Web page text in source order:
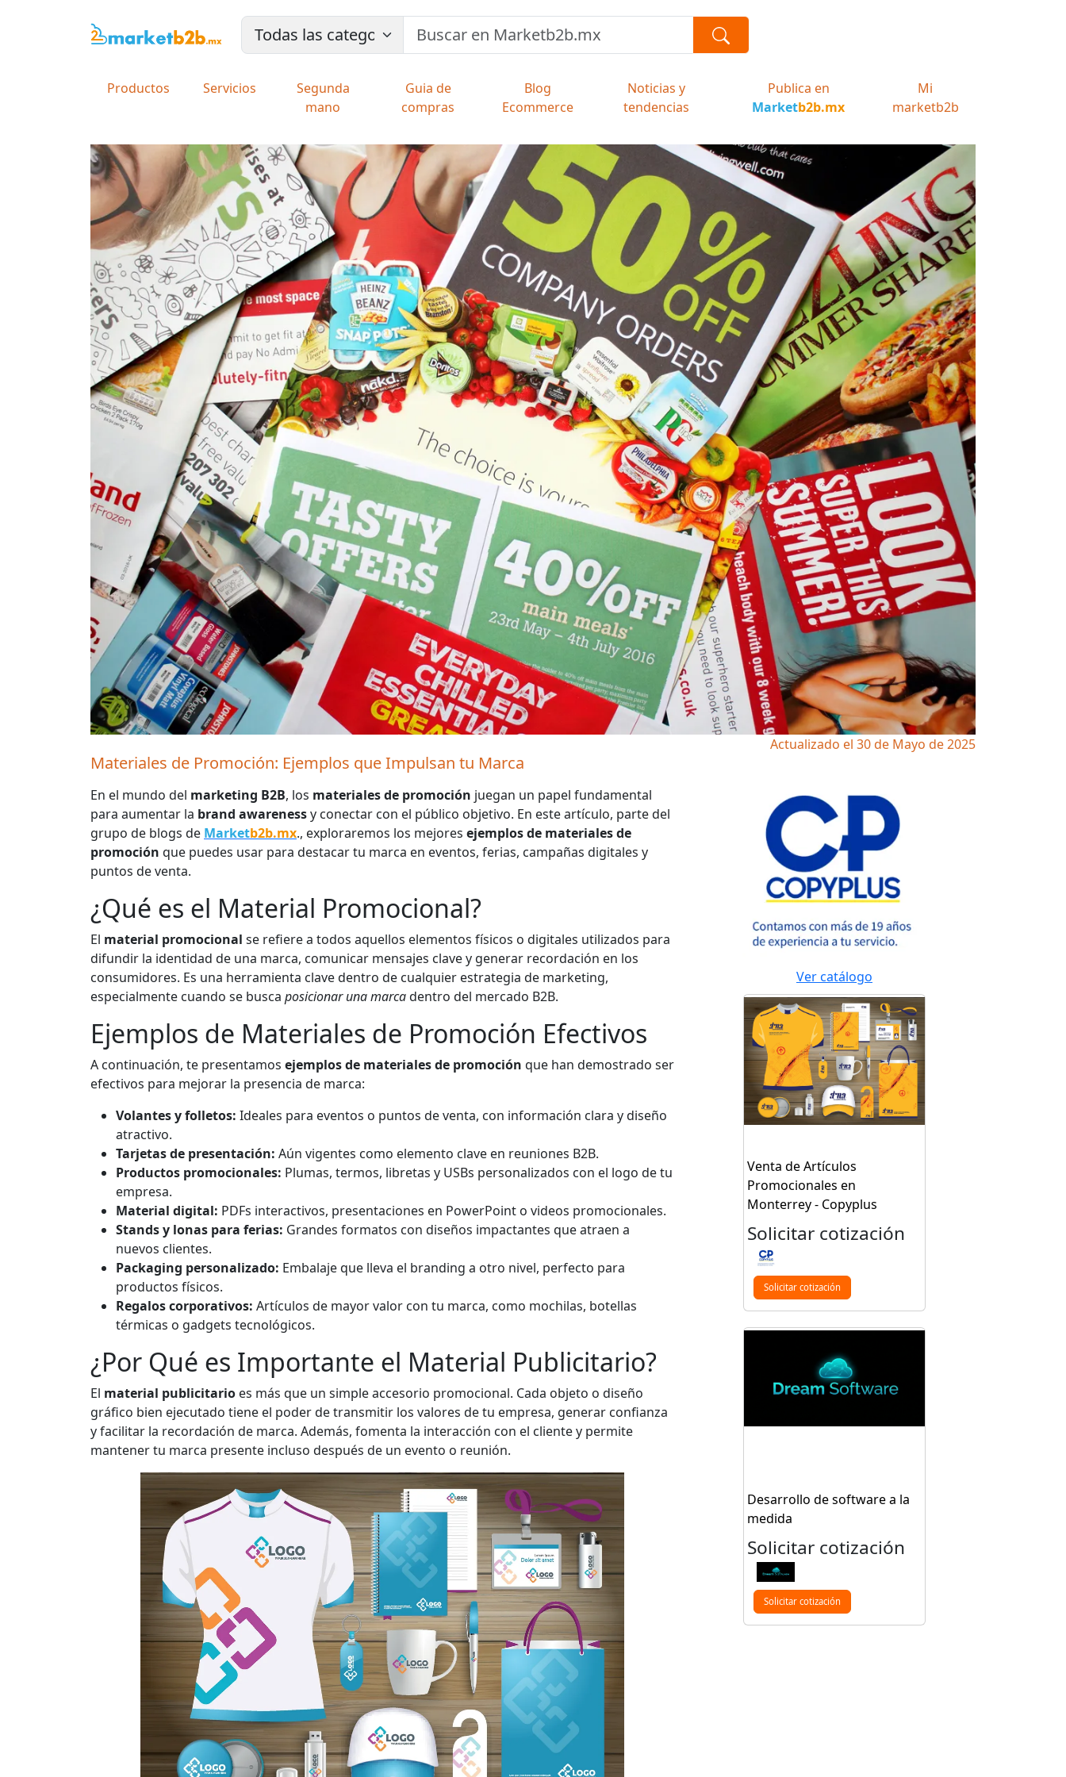
Productos Servicios
Segunda
mano
Guia de
compras
Blog
Ecommerce
Noticias y
tendencias
Publica en
Marketb2b.mx
Mi
marketb2b
Actualizado el 30 de Mayo de 2025
Materiales de Promoción: Ejemplos que Impulsan tu Marca
En el mundo del marketing B2B, los materiales de promoción juegan un papel fundamental
para aumentar la brand awarenessy conectar con el público objetivo. En este artículo, parte del
grupo de blogs de Marketb2b.mx., exploraremos los mejores ejemplos de materiales de
promoción que puedes usar para destacar tu marca en eventos, ferias, campañas digitales y
puntos de venta.
¿Qué es el Material Promocional?
El material promocional se refiere a todos aquellos elementos físicos o digitales utilizados para
difundir la identidad de una marca, comunicar mensajes clave y generar recordación en los
consumidores. Es una herramienta clave dentro de cualquier estrategia de marketing,
especialmente cuando se busca posicionar una marcadentro del mercado B2B.
Ejemplos de Materiales de Promoción Efectivos
A continuación, te presentamos ejemplos de materiales de promoción que han demostrado ser
efectivos para mejorar la presencia de marca:
Volantes y folletos: Ideales para eventos o puntos de venta, con información clara y diseño
atractivo.
Tarjetas de presentación: Aún vigentes como elemento clave en reuniones B2B.
Productos promocionales: Plumas, termos, libretas y USBs personalizados con el logo de tu
empresa.
Material digital: PDFs interactivos, presentaciones en PowerPoint o videos promocionales.
Stands y lonas para ferias: Grandes formatos con diseños impactantes que atraen a
nuevos clientes.
Packaging personalizado: Embalaje que lleva el branding a otro nivel, perfecto para
productos físicos.
Regalos corporativos: Artículos de mayor valor con tu marca, como mochilas, botellas
térmicas o gadgets tecnológicos.
¿Por Qué es Importante el Material Publicitario?
El material publicitario es más que un simple accesorio promocional. Cada objeto o diseño
gráfico bien ejecutado tiene el poder de transmitir los valores de tu empresa, generar confianza
y facilitar la recordación de marca. Además, fomenta la interacción con el cliente y permite
mantener tu marca presente incluso después de un evento o reunión.
Ver catálogo
Venta de Artículos
Promocionales en
Monterrey - Copyplus
Solicitar cotización
Solicitar cotización
Desarrollo de software a la
medida
Solicitar cotización
Solicitar cotización